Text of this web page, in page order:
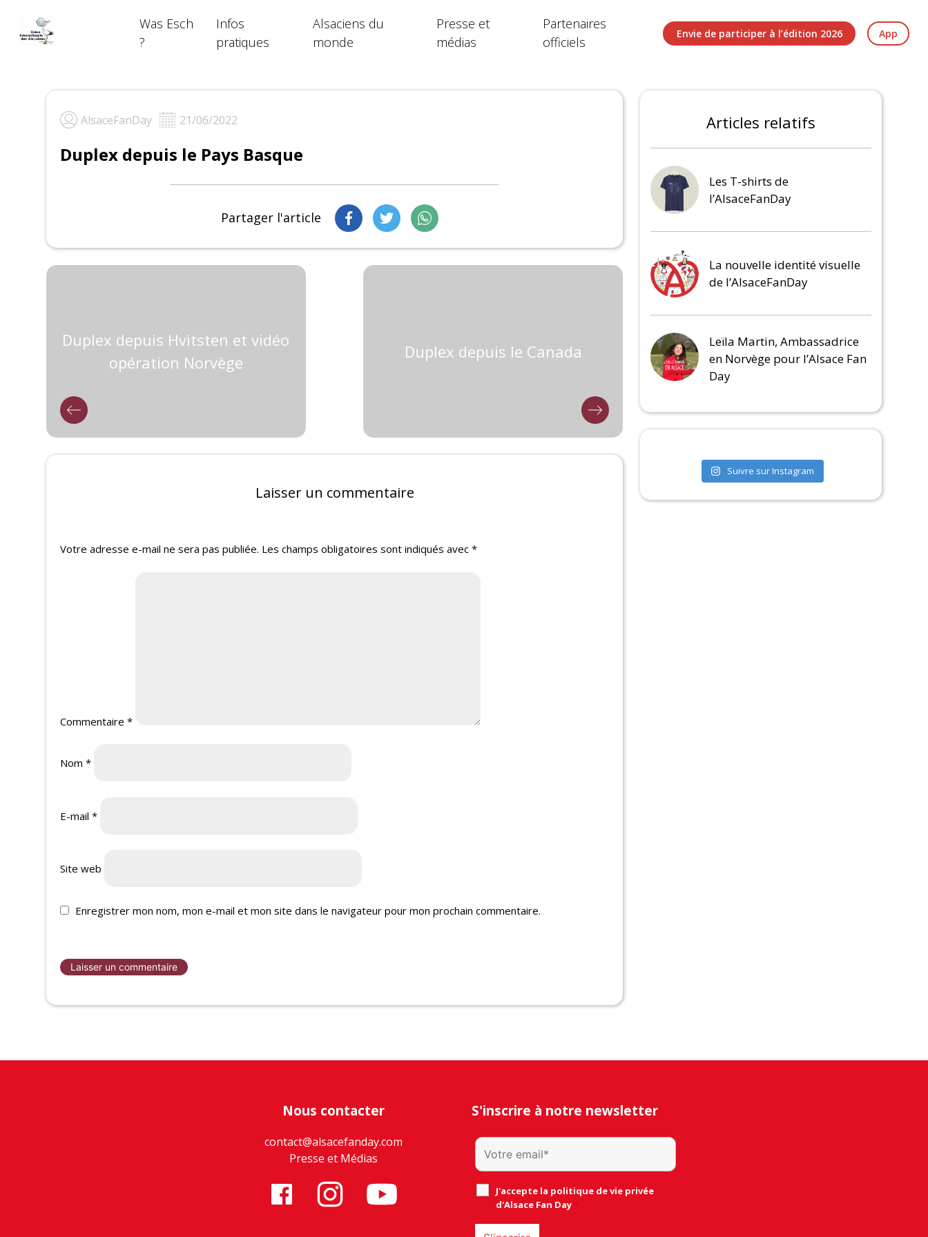
content
Was Esch
?
Infos
pratiques
Alsaciens du
monde
Presse et
médias
Partenaires
officiels
Envie de participer à l’édition 2026 App
AlsaceFanDay 21/06/2022
Duplex depuis le Pays Basque
Partager l'article
Duplex depuis Hvitsten et vidéo
opération Norvège
Duplex depuis le Canada
Laisser un commentaire
Votre adresse e-mail ne sera pas publiée. Les champs obligatoires sont indiqués avec*
Commentaire*
Nom*
E-mail*
Site web
Enregistrer mon nom, mon e-mail et mon site dans le navigateur pour mon prochain commentaire.
Articles relatifs
Les T-shirts de
l’AlsaceFanDay
La nouvelle identité visuelle
de l’AlsaceFanDay
Leïla Martin, Ambassadrice
en Norvège pour l’Alsace Fan
Day
Suivre sur Instagram
Nous contacter
contact@alsacefanday.com
Presse et Médias
S'inscrire à notre newsletter
J'accepte la politique de vie privée
d'Alsace Fan Day *